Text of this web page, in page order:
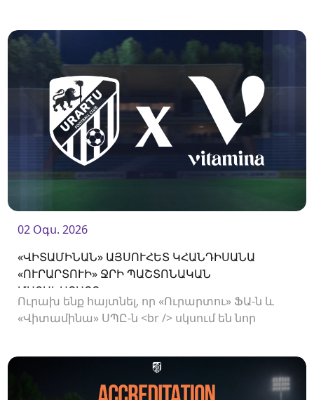
02 Օգս. 2026
«ՎԻՏԱՄԻՆԱՆ» ԱՅՍՈՒՀԵՏ ԿՀԱՆԴԻՍԱՆԱ
«ՈՒՐԱՐՏՈՒԻ» ՋՐԻ ՊԱՇՏՈՆԱԿԱՆ
ՄԱՏԱԿԱՐԱՐԸ
Ուրախ ենք հայտնել, որ «Ուրարտու» ՖԱ-ն և
«Վիտամինա» ՍՊԸ-ն <br /> սկսում են նոր